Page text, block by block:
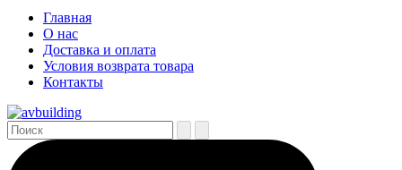
Главная
О нас
Доставка и оплата
Условия возврата товара
Контакты